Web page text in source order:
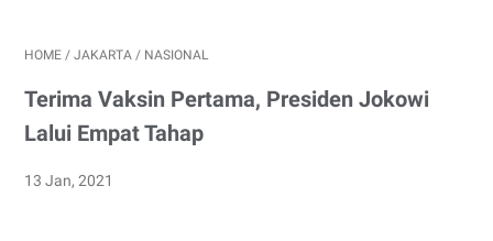
HOME / JAKARTA / NASIONAL
Terima Vaksin Pertama, Presiden Jokowi
Lalui Empat Tahap
13 Jan, 2021